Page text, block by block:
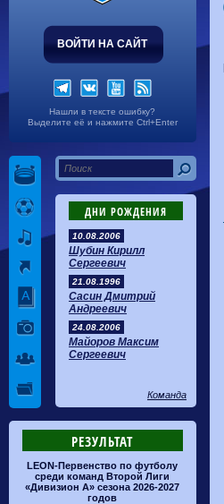
ВОЙТИ НА САЙТ
Нашли в тексте ошибку?
Выделите её и нажмите Ctrl+Enter
ДНИ РОЖДЕНИЯ
10.08.2006
Шубин Кирилл
Сергеевич
21.08.1996
Сасин Дмитрий
Андреевич
24.08.2006
Майоров Максим
Сергеевич
Команда
РЕЗУЛЬТАТ
LEON-Первенство по футболу
среди команд Второй Лиги
«Дивизион А» сезона 2026-2027
годов